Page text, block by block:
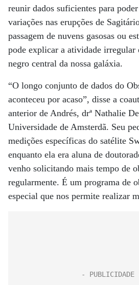
reunir dados suficientes para
variações nas erupções de
passagem de nuvens gasosas ou
pode explicar a atividade irregular
negro central da nossa galáxia.
“O longo conjunto de dados do
aconteceu por acaso”, disse a
anterior de Andrés, drª Nathalie
Universidade de Amsterdã. Seu
medições específicas do satélite
enquanto ela era aluna de
venho solicitando mais tempo de
regularmente. É um programa de
especial que nos permite realizar